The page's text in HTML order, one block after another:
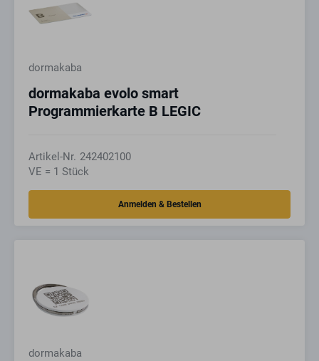
dormakaba
dormakaba evolo smart
Programmierkarte B LEGIC
Artikel-Nr. 242402100
VE = 1 Stück
dormakaba